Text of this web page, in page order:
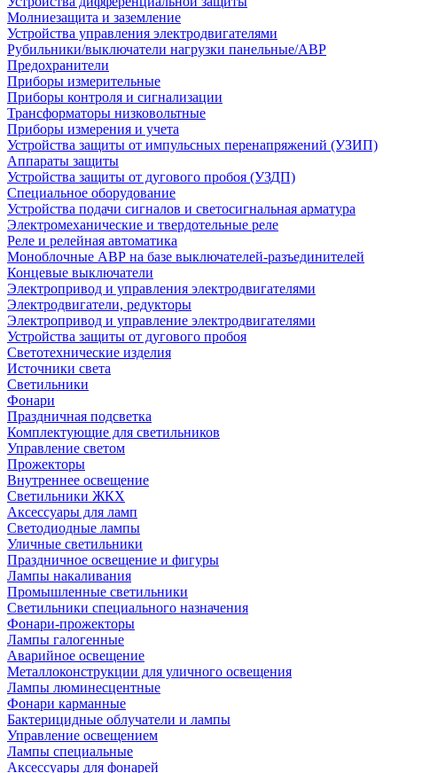
Молниезащита и заземление
Устройства управления электродвигателями
Рубильники/выключатели нагрузки панельные/АВР
Предохранители
Приборы измерительные
Приборы контроля и сигнализации
Трансформаторы низковольтные
Приборы измерения и учета
Устройства защиты от импульсных перенапряжений (УЗИП)
Аппараты защиты
Устройства защиты от дугового пробоя (УЗДП)
Специальное оборудование
Устройства подачи сигналов и светосигнальная арматура
Электромеханические и твердотельные реле
Реле и релейная автоматика
Моноблочные АВР на базе выключателей-разъединителей
Концевые выключатели
Электропривод и управления электродвигателями
Электродвигатели, редукторы
Электропривод и управление электродвигателями
Устройства защиты от дугового пробоя
Светотехнические изделия
Источники света
Светильники
Фонари
Праздничная подсветка
Комплектующие для светильников
Управление светом
Прожекторы
Внутреннее освещение
Светильники ЖКХ
Аксессуары для ламп
Светодиодные лампы
Уличные светильники
Праздничное освещение и фигуры
Лампы накаливания
Промышленные светильники
Светильники специального назначения
Фонари-прожекторы
Лампы галогенные
Аварийное освещение
Металлоконструкции для уличного освещения
Лампы люминесцентные
Фонари карманные
Бактерицидные облучатели и лампы
Управление освещением
Лампы специальные
Аксессуары для фонарей